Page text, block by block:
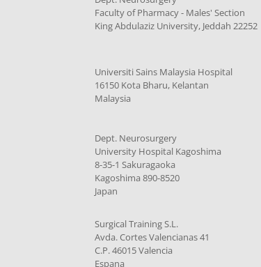
Faculty of Pharmacy - Males' Section
King Abdulaziz University, Jeddah 22252
Universiti Sains Malaysia Hospital
16150 Kota Bharu, Kelantan
Malaysia
Dept. Neurosurgery
University Hospital Kagoshima
8-35-1 Sakuragaoka
Kagoshima 890-8520
Japan
Surgical Training S.L.
Avda. Cortes Valencianas 41
C.P. 46015 Valencia
Espana